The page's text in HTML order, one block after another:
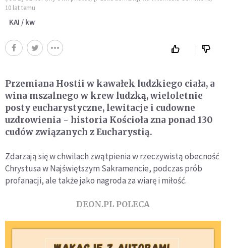
10 lat temu
KAI / kw
Przemiana Hostii w kawałek ludzkiego ciała, a
wina mszalnego w krew ludzką, wieloletnie
posty eucharystyczne, lewitacje i cudowne
uzdrowienia - historia Kościoła zna ponad 130
cudów związanych z Eucharystią.
Zdarzają się w chwilach zwątpienia w rzeczywistą obecność
Chrystusa w Najświętszym Sakramencie, podczas prób
profanacji, ale także jako nagroda za wiarę i miłość.
DEON.PL POLECA